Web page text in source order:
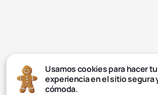
Usamos cookies para hacer tu
experiencia en el sitio segura
cómoda.